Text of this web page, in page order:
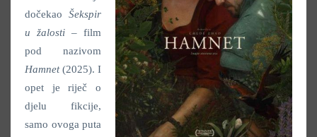
dočekao Šekspir
u žalosti – film
pod nazivom
Hamnet(2025). I
opet je riječ o
djelu fikcije,
samo ovoga puta